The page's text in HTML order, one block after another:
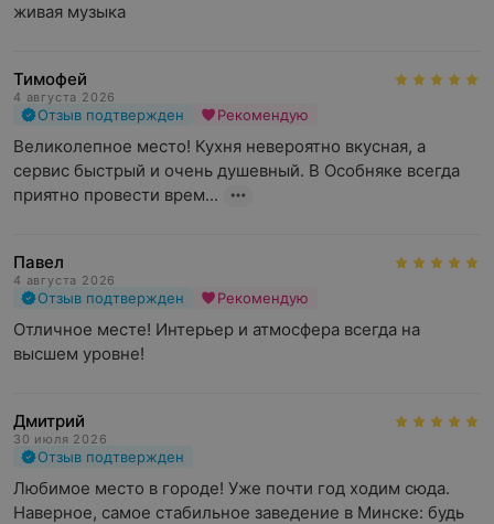
живая музыка
Тимофей
4 августа 2026
Отзыв подтвержден Рекомендую
Великолепное место! Кухня невероятно вкусная, а
сервис быстрый и очень душевный. В Особняке всегда
приятно провести врем...
Павел
4 августа 2026
Отзыв подтвержден Рекомендую
Отличное месте! Интерьер и атмосфера всегда на
высшем уровне!
Дмитрий
30 июля 2026
Отзыв подтвержден
Любимое место в городе! Уже почти год ходим сюда.
Наверное, самое стабильное заведение в Минске: будь